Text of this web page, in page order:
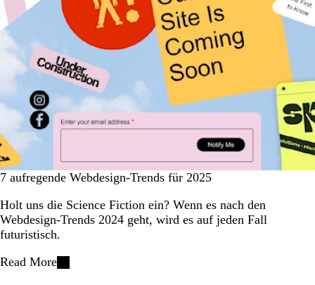
7 aufregende Webdesign-Trends für 2025
Holt uns die Science Fiction ein? Wenn es nach den
Webdesign-Trends 2024 geht, wird es auf jeden Fall
futuristisch.
Read More